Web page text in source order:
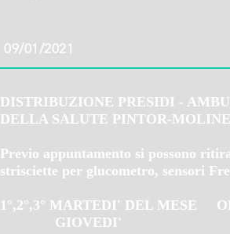
09/01/2021
DISTRIBUZIONE PRESIDI -
DELLA SALUTE PINTOR-
Previo appuntamento si possono
strisciette per glucometro, sensori
1°,2°,3° MARTEDI' DEL MESE
GIOVEDI'